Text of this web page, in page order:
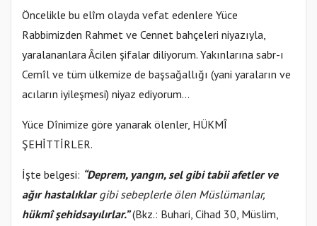
Öncelikle bu elîm olayda vefat edenlere Yüce
Rabbimizden Rahmet ve Cennet bahçeleri niyazıyla,
yaralananlara Âcilen şifalar diliyorum. Yakınlarına sabr-ı
Cemîl ve tüm ülkemize de başsağallığı (yani yaraların ve
acıların iyileşmesi) niyaz ediyorum…
Yüce Dînimize göre yanarak ölenler, HÜKMÎ
ŞEHİTTİRLER.
İşte belgesi: “Deprem, yangın, sel gibi tabii afetler ve
ağır hastalıklargibi sebeplerle ölen Müslümanlar,
hükmî şehidsayılırlar.”(Bkz.: Buhari, Cihad 30, Müslim,